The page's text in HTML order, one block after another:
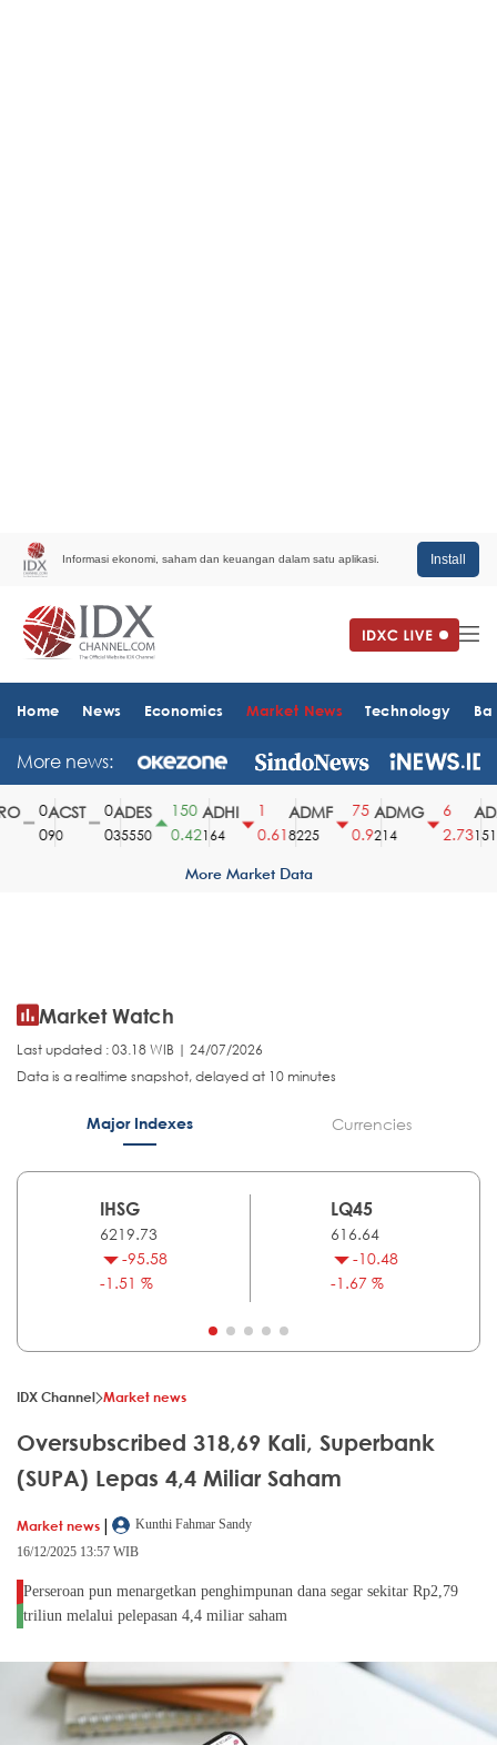
Informasi ekonomi, saham dan keuangan dalam satu aplikasi. Install
Home News Economics Market News Technology
More news:
ACST
90
ADES
35550
150
0.42
ADHI
164
0.61
ADMF
8225
75
0.9
ADMG
214
2.731510
More Market Data
Market Watch
Last updated : 03.18 WIB | 24/07/2026
Data is a realtime snapshot, delayed at 10 minutes
Major Indexes Currencies
IHSG
6219.73
-95.58
-1.51 %
LQ45
616.64
-10.48
-1.67 %
IDX Channel Market news
Oversubscribed 318,69 Kali, Superbank
(SUPA) Lepas 4,4 Miliar Saham
Market news |
Kunthi Fahmar Sandy
16/12/2025 13:57 WIB
Perseroan pun menargetkan penghimpunan dana segar sekitar Rp2,79
triliun melalui pelepasan 4,4 miliar saham